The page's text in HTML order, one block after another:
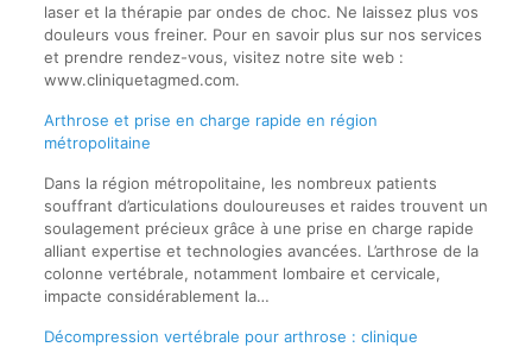
laser et la thérapie par ondes de choc. Ne laissez plus vos
douleurs vous freiner. Pour en savoir plus sur nos services
et prendre rendez-vous, visitez notre site web :
www.cliniquetagmed.com.
Arthrose et prise en charge rapide en région
métropolitaine
Dans la région métropolitaine, les nombreux patients
souffrant d’articulations douloureuses et raides trouvent un
soulagement précieux grâce à une prise en charge rapide
alliant expertise et technologies avancées. L’arthrose de la
colonne vertébrale, notamment lombaire et cervicale,
impacte considérablement la…
Décompression vertébrale pour arthrose : clinique